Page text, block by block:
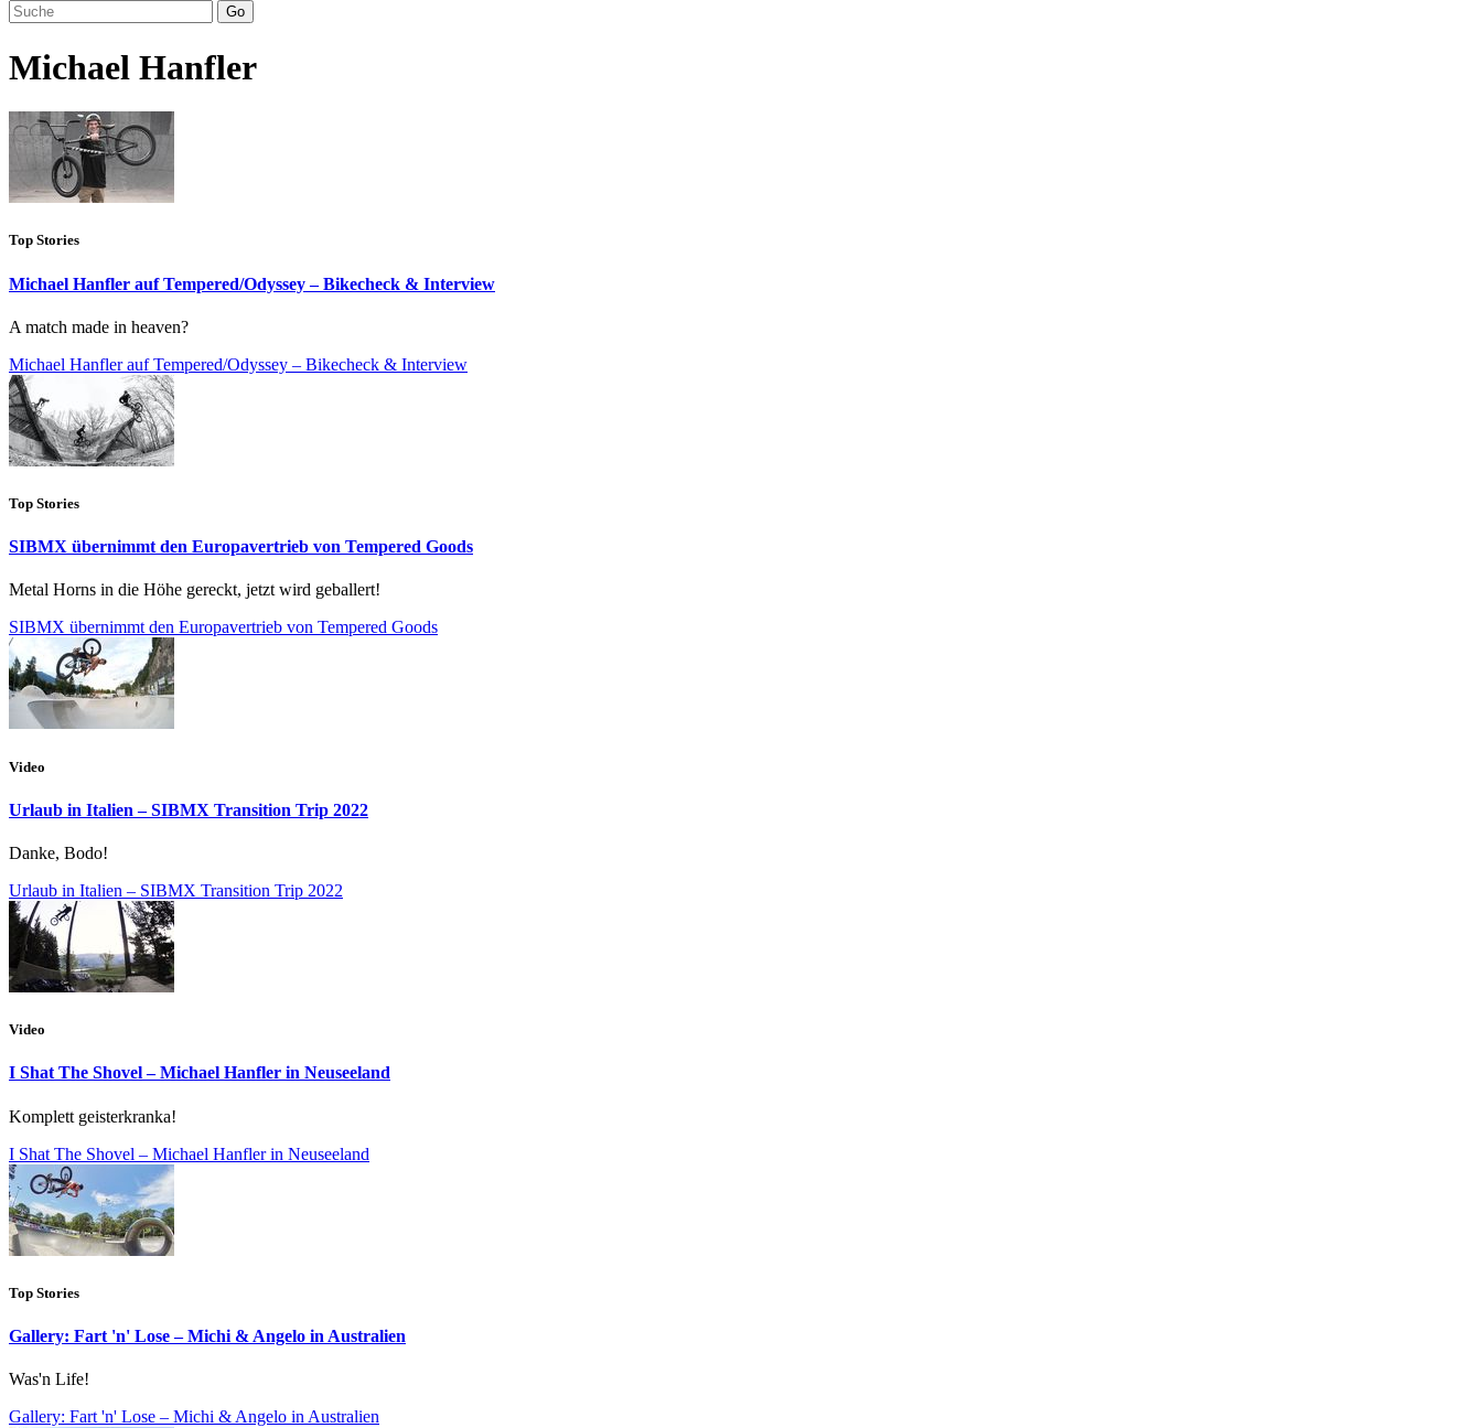
Go
Michael Hanfler
Top Stories
Michael Hanfler auf Tempered/Odyssey – Bikecheck & Interview
A match made in heaven?
Michael Hanfler auf Tempered/Odyssey – Bikecheck & Interview
Top Stories
SIBMX übernimmt den Europavertrieb von Tempered Goods
Metal Horns in die Höhe gereckt, jetzt wird geballert!
SIBMX übernimmt den Europavertrieb von Tempered Goods
Video
Urlaub in Italien – SIBMX Transition Trip 2022
Danke, Bodo!
Urlaub in Italien – SIBMX Transition Trip 2022
Video
I Shat The Shovel – Michael Hanfler in Neuseeland
Komplett geisterkranka!
I Shat The Shovel – Michael Hanfler in Neuseeland
Top Stories
Gallery: Fart 'n' Lose – Michi & Angelo in Australien
Was'n Life!
Gallery: Fart 'n' Lose – Michi & Angelo in Australien